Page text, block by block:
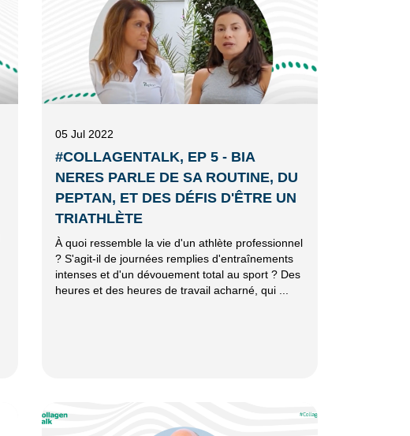
05 Jul 2022
#COLLAGENTALK, EP 5 - BIA
NERES PARLE DE SA ROUTINE, DU
PEPTAN, ET DES DÉFIS D'ÊTRE UN
TRIATHLÈTE
À quoi ressemble la vie d'un athlète professionnel
? S'agit-il de journées remplies d'entraînements
intenses et d'un dévouement total au sport ? Des
heures et des heures de travail acharné, qui ...